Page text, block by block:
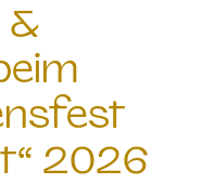
&
2026